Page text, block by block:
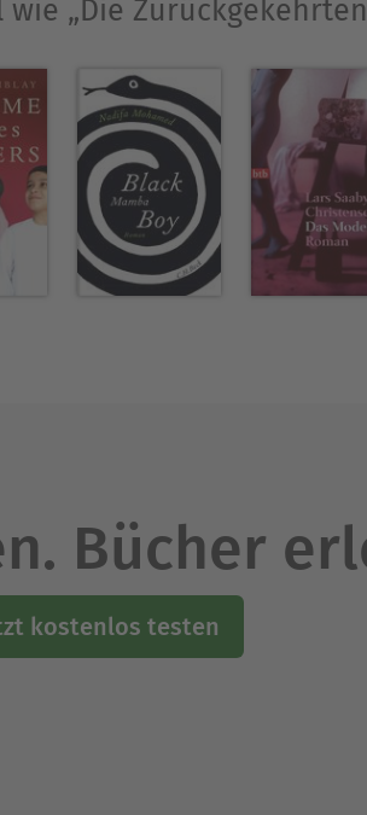
„Die
Bücher
kostenlos testen